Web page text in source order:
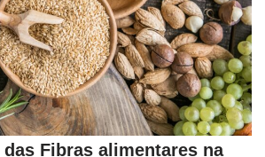
Fibras alimentares na